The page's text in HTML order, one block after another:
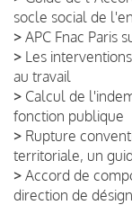
socle social de
> APC Fnac Paris
> Les
au travail
> Calcul de
fonction publique
> Rupture
territoriale, un
> Accord de
direction de